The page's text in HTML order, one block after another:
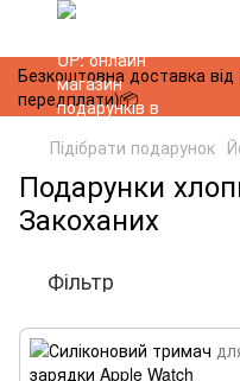
Безкоштовна доставка
передплати)📦
Підібрати подарунок
Подарунки
Закоханих
Фільтр